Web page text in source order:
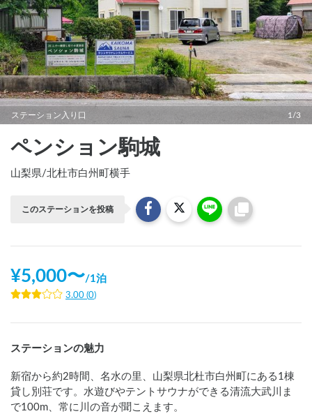
ステーション入り口 1/3
ペンション駒城
山梨県/北杜市白州町横手
このステーションを投稿
¥5,000〜/1泊
3.00 (0)
ステーションの魅力
新宿から約2時間、名水の里、山梨県北杜市白州町にある1棟
貸し別荘です。水遊びやテントサウナができる清流大武川ま
で100m、常に川の音が聞こえます。